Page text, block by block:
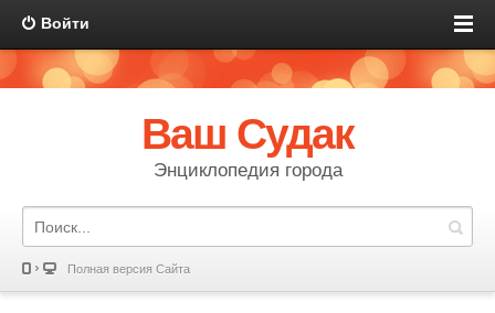
Войти
Ваш Судак
Энциклопедия города
Полная версия Сайта